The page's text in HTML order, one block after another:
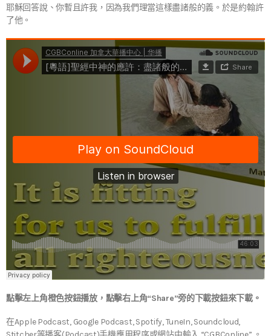
耶穌回答說、你暫且許我，因為我們理當這樣盡諸般的義。於是約翰許
了他。
點擊左上角橙色按鈕播放，點擊右上角“Share”旁的下載按鈕來下載。
在Apple Podcast, Google Podcast, Spotify, TuneIn, Soundcloud,